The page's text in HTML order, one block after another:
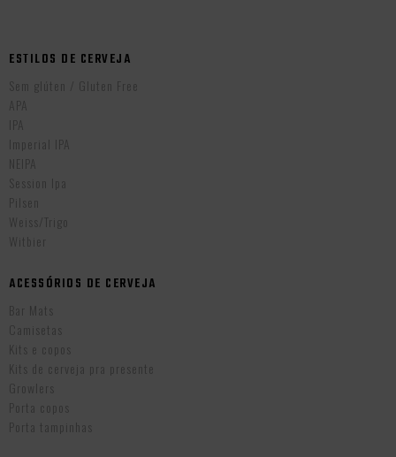
ESTILOS DE CERVEJA
Sem glúten / Gluten Free
APA
IPA
Imperial IPA
NEIPA
Session Ipa
Pilsen
Weiss/Trigo
Witbier
ACESSÓRIOS DE CERVEJA
Bar Mats
Camisetas
Kits e copos
Kits de cerveja pra presente
Growlers
Porta copos
Porta tampinhas